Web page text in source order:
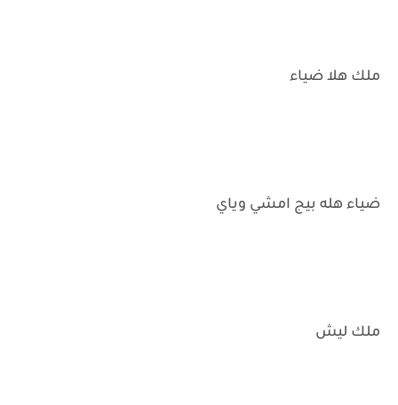
ملك هلا ضياء
ضياء هله بيج امشي وياي
ملك ليش